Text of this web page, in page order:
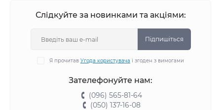
Слідкуйте за новинками та акціями:
Підпишіться
Я прочитав Угода користувача і згоден з вимогами
Зателефонуйте нам:
(096) 565-81-64
(050) 137-16-08